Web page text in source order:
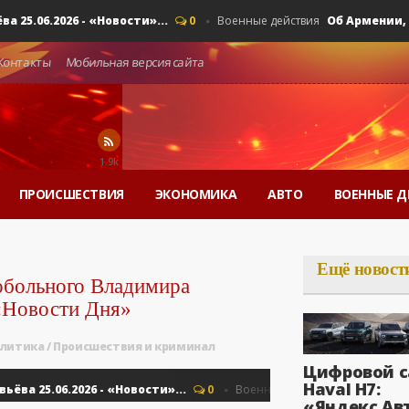
- «Новости»... 0 Военные действия Об Армении,
Мобильная версия сайта
1.9k
ПРОИСШЕСТВИЯ ЭКОНОМИКА АВТО ВОЕННЫЕ
Владимира
Дня»
/Происшествия и криминал
25.06.2026 - «Новости»... 0 Военные действия Об Армении,
Ещё
Цифровой
Haval H7: